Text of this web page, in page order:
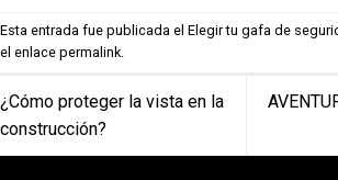
Esta entrada fue publicada el Elegir tu gafa de
el enlace permalink.
¿Cómo proteger la vista en la
construcción?